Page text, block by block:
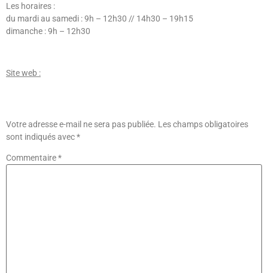
Les horaires :
du mardi au samedi : 9h – 12h30 // 14h30 – 19h15
dimanche : 9h – 12h30
Site web :
Votre adresse e-mail ne sera pas publiée. Les champs obligatoires
sont indiqués avec*
Commentaire*